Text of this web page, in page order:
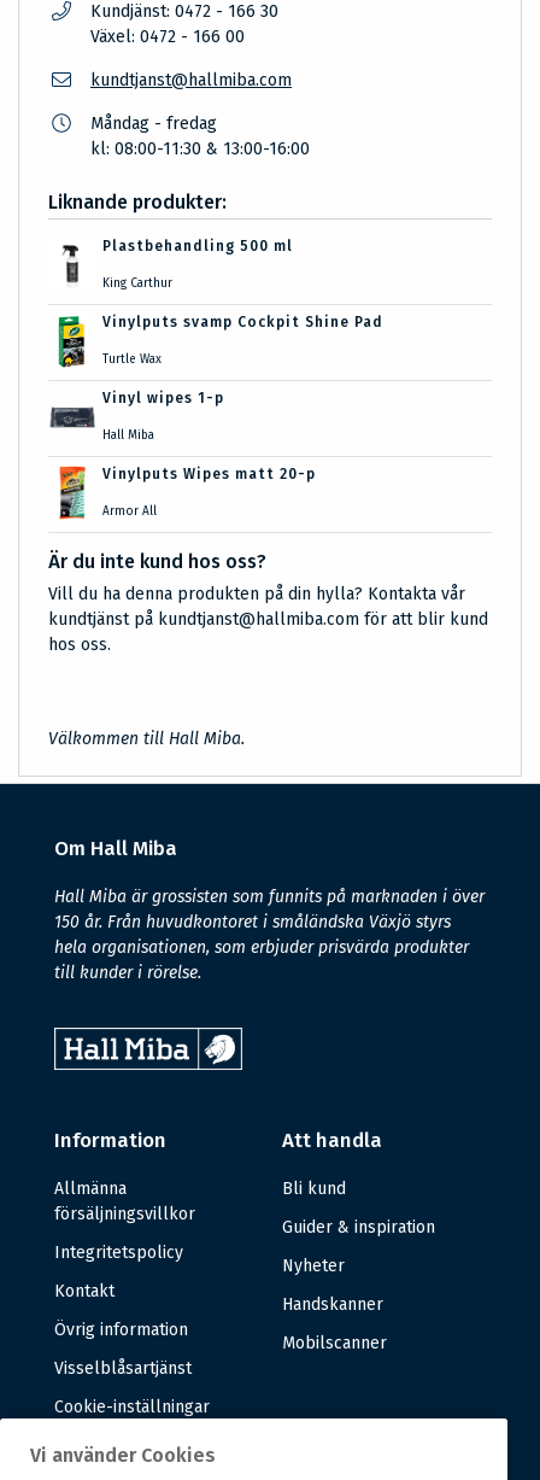
Kundjänst: 0472 - 166 30
Växel: 0472 - 166 00
kundtjanst@hallmiba.com
Måndag - fredag
kl: 08:00-11:30 & 13:00-16:00
Liknande produkter:
Plastbehandling 500 ml
King Carthur
Vinylputs svamp Cockpit Shine Pad
Turtle Wax
Vinyl wipes 1-p
Hall Miba
Vinylputs Wipes matt 20-p
Armor All
Är du inte kund hos oss?
Vill du ha denna produkten på din hylla? Kontakta vår
kundtjänst på kundtjanst@hallmiba.com för att blir kund
hos oss.
Välkommen till Hall Miba.
Om Hall Miba
Hall Miba är grossisten som funnits på marknaden i över
150 år. Från huvudkontoret i småländska Växjö styrs
hela organisationen, som erbjuder prisvärda produkter
till kunder i rörelse.
Information
Allmänna
försäljningsvillkor
Integritetspolicy
Kontakt
Övrig information
Visselblåsartjänst
Cookie-inställningar
Att handla
Bli kund
Guider & inspiration
Nyheter
Handskanner
Mobilscanner
Vi använder Cookies